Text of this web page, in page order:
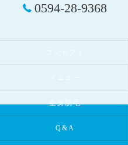
0594-28-9368
コンセプト
メニュー
全身脱毛
Q&A